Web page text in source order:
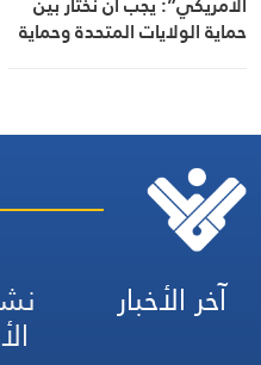
حماية الولايات المتحدة وحماية
آخر الأخبار